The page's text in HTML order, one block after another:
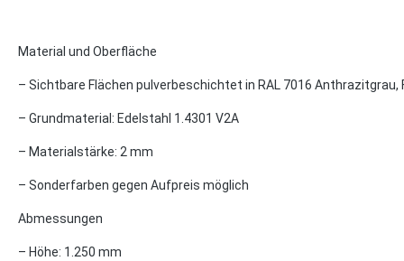
Material und Oberfläche
– Sichtbare Flächen pulverbeschichtet in RAL 7016
– Grundmaterial: Edelstahl 1.4301 V2A
– Materialstärke: 2 mm
– Sonderfarben gegen Aufpreis möglich
Abmessungen
– Höhe: 1.250 mm